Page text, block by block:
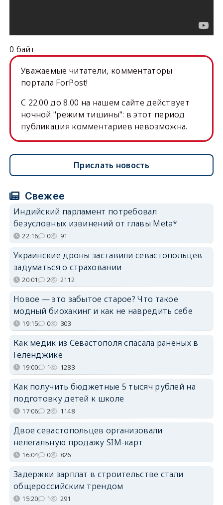
0 байт
Уважаемые читатели, комментаторы
портала ForPost!
C 22.00 до 8.00 на нашем сайте действует
ночной "режим тишины": в этот период
публикация комментариев невозможна.
Прислать новость
Свежее
Индийский парламент потребовал
безусловных извинений от главы Meta*
22:16 0 91
Украинские дроны заставили севастопольцев
задуматься о страховании
20:01 2 2112
Новое — это забытое старое? Что такое
модный биохакинг и как не навредить себе
19:15 0 303
Как медик из Севастополя спасала раненых в
Геленджике
19:00 1 1283
Как получить бюджетные 5 тысяч рублей на
подготовку детей к школе
17:06 2 1148
Двое севастопольцев организовали
нелегальную продажу SIM-карт
16:04 0 826
Задержки зарплат в строительстве стали
общероссийским трендом
15:20 1 291